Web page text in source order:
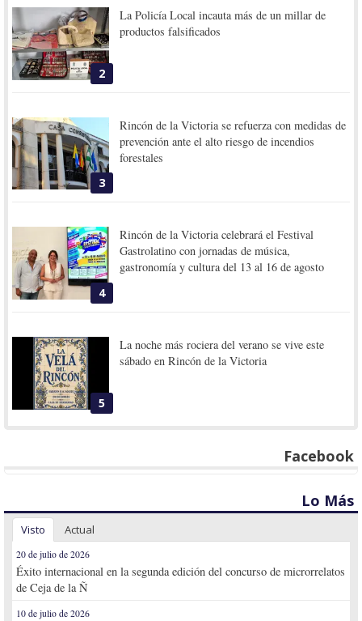
2
La Policía Local incauta más de un millar de
productos falsificados
3
Rincón de la Victoria se refuerza con medidas de
prevención ante el alto riesgo de incendios
forestales
4
Rincón de la Victoria celebrará el Festival
Gastrolatino con jornadas de música,
gastronomía y cultura del 13 al 16 de agosto
5
La noche más rociera del verano se vive este
sábado en Rincón de la Victoria
Facebook
Lo Más
Visto Actual
20 de julio de 2026
Éxito internacional en la segunda edición del concurso de microrrelatos
de Ceja de la Ñ
10 de julio de 2026